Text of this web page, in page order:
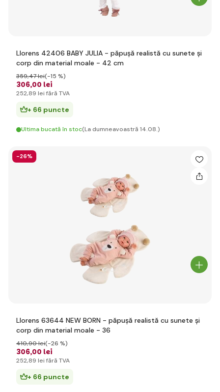
Llorens 42406 BABY JULIA - păpușă realistă cu sunete și
corp din material moale - 42 cm
306,00 lei
359,47 lei(-15 %)
252,89 lei fără TVA
+ 66 puncte
Ultima bucată în stoc(La dumneavoastră 14.08.)
-26%
Llorens 63644 NEW BORN - păpușă realistă cu sunete și
corp din material moale - 36
306,00 lei
410,90 lei(-26 %)
252,89 lei fără TVA
+ 66 puncte